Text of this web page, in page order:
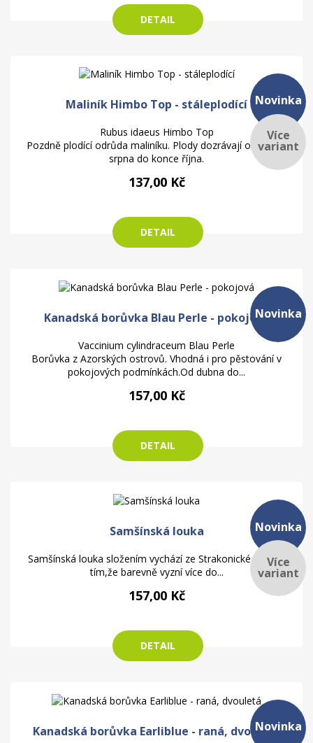
DETAIL
Maliník Himbo Top - stáleplodící
Rubus idaeus Himbo Top
Pozdně plodící odrůda maliníku. Plody dozrávají od konce
srpna do konce října.
137,00 Kč
DETAIL
Novinka
Více
variant
Kanadská borůvka Blau Perle - pokojová
Vaccinium cylindraceum Blau Perle
Borůvka z Azorských ostrovů. Vhodná i pro pěstování v
pokojových podmínkách.Od dubna do...
157,00 Kč
DETAIL
Novinka
Samšínská louka
Samšínská louka složením vychází ze Strakonické louky s
tím,že barevně vyzní více do...
157,00 Kč
DETAIL
Novinka
Více
variant
Kanadská borůvka Earliblue - raná, dvouletá
Novinka